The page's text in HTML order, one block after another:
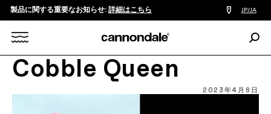
製品に関する重要なお知らせ:詳細はこちら
販
売
JP/JA
検
Cobble Queen
2023年4月8日